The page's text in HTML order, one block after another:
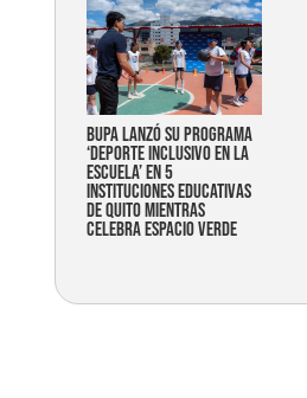
Bupa lanzó su programa
‘Deporte Inclusivo en la
Escuela’ en 5
instituciones educativas
de Quito mientras
celebra espacio verde